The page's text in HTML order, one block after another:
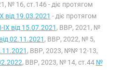
№ 16, ст.146 - діє протягом
від 19.03.2021 - діє протягом
від 15.07.2021 , ВВР, 2021, №
02.11.2021 , ВВР, 2022, № 5,
, ВВР, 2023, №№ 12-13,
, ВВР, 2023, № 14, ст.44 №